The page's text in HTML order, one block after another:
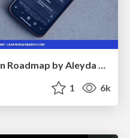
The AI Search Optimization Roadmap by Aleyda Solis
1 6k